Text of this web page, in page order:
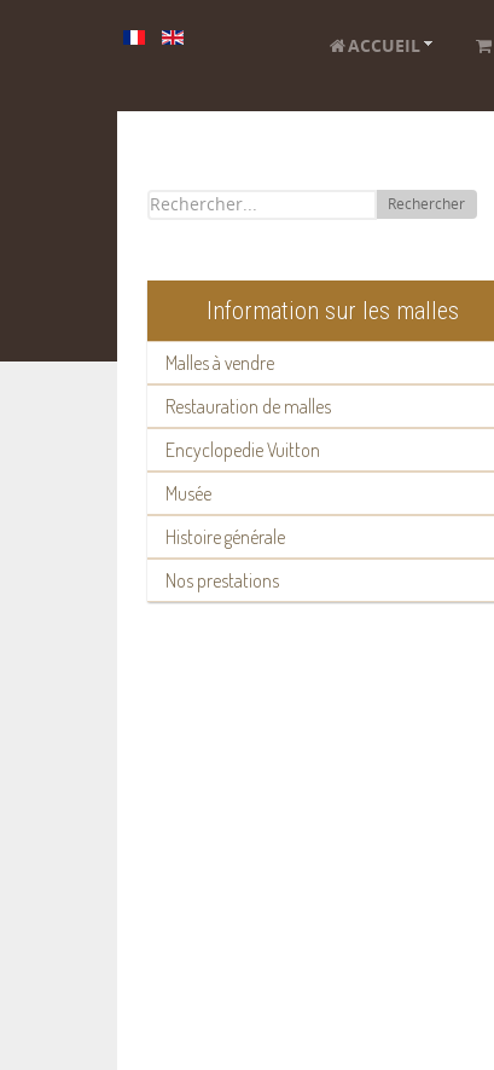
ACCUEIL
Rechercher
Information sur les malles
Malles à vendre
Restauration de malles
Encyclopedie Vuitton
Musée
Histoire générale
Nos prestations